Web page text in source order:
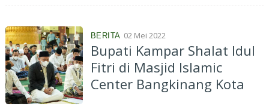
"Tenda Kematian"
BERITA 02 Mei 2022
Bupati Kampar Shalat Idul
Fitri di Masjid Islamic
Center Bangkinang Kota